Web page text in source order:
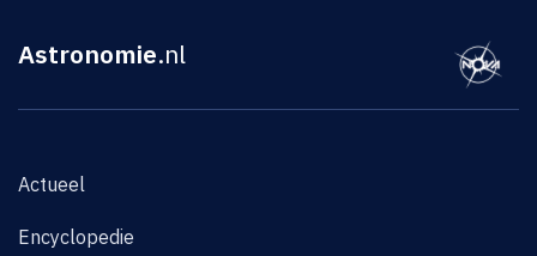
Astronomie.nl
Actueel
Encyclopedie